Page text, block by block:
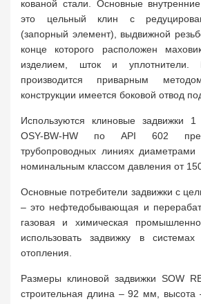
кованой стали. Основные
это цельный клин с
(запорный элемент), выдвижной
конце которого расположен
изделием, шток и уплотнители.
производится приварным
конструкции имеется боковой отвод
Используются клиновые задвижки
OSY-BW-HW по API 602
трубопроводных линиях
номинальным классом давления от
Основные потребители задвижки с
– это нефтедобывающая и
газовая и химическая
использовать задвижку в
отопления.
Размеры клиновой задвижки SOW
строительная длина – 92 мм,